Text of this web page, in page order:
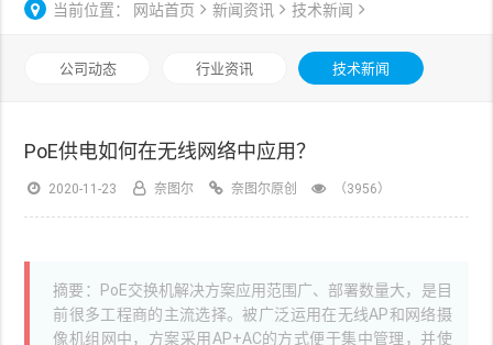
当前位置： 网站首页 新闻资讯 技术新闻
公司动态 行业资讯 技术新闻
PoE供电如何在无线网络中应用？
2020-11-23 奈图尔 奈图尔原创 （3956）
摘要：PoE交换机解决方案应用范围广、部署数量大，是目
前很多工程商的主流选择。被广泛运用在无线AP和网络摄
像机组网中，方案采用AP+AC的方式便于集中管理，并使